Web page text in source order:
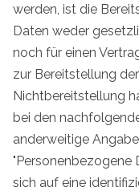
werden, ist die
Daten weder
noch für einen
zur Bereitstellung
Nichtbereitstellung
bei den
anderweitige
"Personenbezogene
sich auf eine